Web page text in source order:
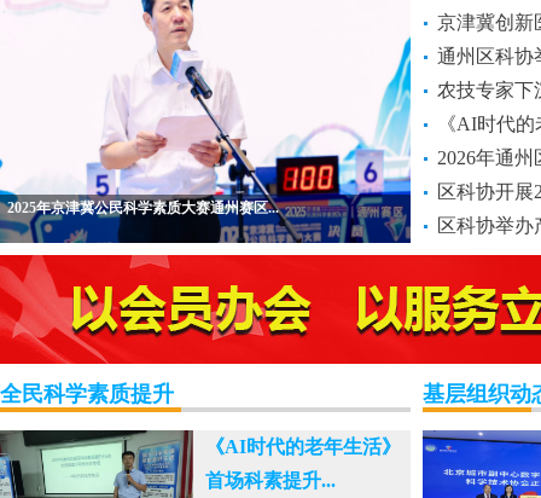
2025年京津冀公民科学素质大赛通州赛区...
京津冀创新
通州区科协
农技专家下
《AI时代
2026年通
区科协开展
区科协举办
全民科学素质提升
《AI时代的老年生活》
首场科素提升...
基层组织动